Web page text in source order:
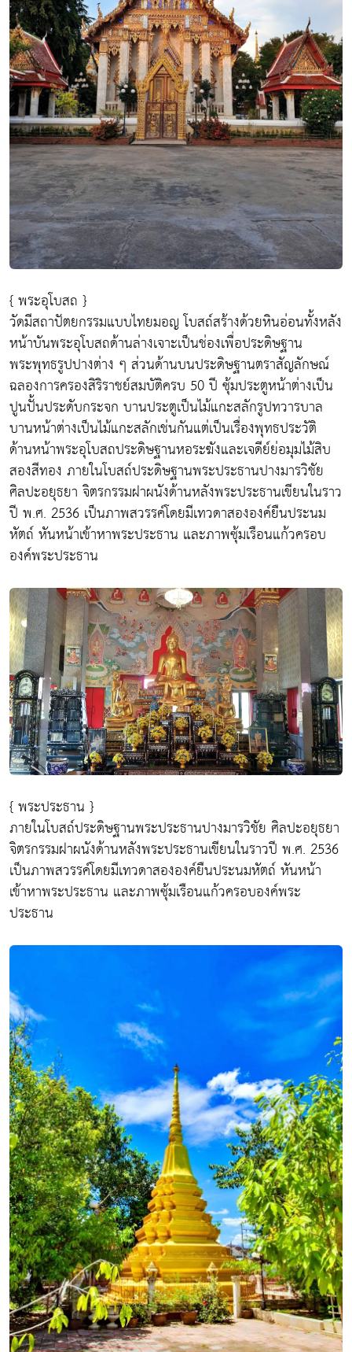
{ พระอุโบสถ }
วัดมีสถาปัตยกรรมแบบไทยมอญ โบสถ์สร้างด้วยหินอ่อนทั้งหลัง
หน้าบันพระอุโบสถด้านล่างเจาะเป็นช่องเพื่อประดิษฐาน
พระพุทธรูปปางต่าง ๆ ส่วนด้านบนประดิษฐานตราสัญลักษณ์
ฉลองการครองสิริราชย์สมบัติครบ 50 ปี ซุ้มประตูหน้าต่างเป็น
ปูนปั้นประดับกระจก บานประตูเป็นไม้แกะสลักรูปทวารบาล
บานหน้าต่างเป็นไม้แกะสลักเช่นกันแต่เป็นเรื่องพุทธประวัติ
ด้านหน้าพระอุโบสถประดิษฐานหอระฆังและเจดีย์ย่อมุมไม้สิบ
สองสีทอง ภายในโบสถ์ประดิษฐานพระประธานปางมารวิชัย
ศิลปะอยุธยา จิตรกรรมฝาผนังด้านหลังพระประธานเขียนในราว
ปี พ.ศ. 2536 เป็นภาพสวรรค์โดยมีเทวดาสององค์ยืนประนม
หัตถ์ หันหน้าเข้าหาพระประธาน และภาพซุ้มเรือนแก้วครอบ
องค์พระประธาน
{ พระประธาน }
ภายในโบสถ์ประดิษฐานพระประธานปางมารวิชัย ศิลปะอยุธยา
จิตรกรรมฝาผนังด้านหลังพระประธานเขียนในราวปี พ.ศ. 2536
เป็นภาพสวรรค์โดยมีเทวดาสององค์ยืนประนมหัตถ์ หันหน้า
เข้าหาพระประธาน และภาพซุ้มเรือนแก้วครอบองค์พระ
ประธาน